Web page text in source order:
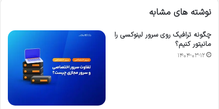
نوشته های مشابه
چگونه ترافیک روی سرور لینوکسی را
مانیتور کنیم؟
۱۴۰۴-۰۳-۱۲